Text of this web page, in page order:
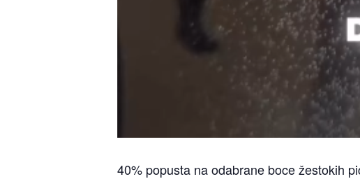
40% popusta na odabrane boce žestokih